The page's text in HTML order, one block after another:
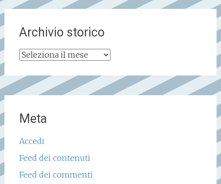
Archivio storico
Archivio
Meta
Accedi
Feed dei contenuti
Feed dei commenti